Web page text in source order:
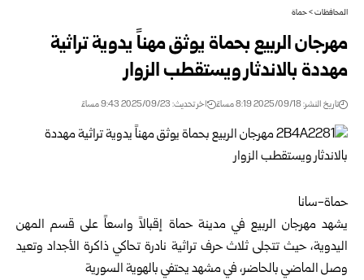
المحافظات>حماة
مهرجان الربيع بحماة يوثق مهناً يدوية تراثية
مهددة بالاندثار ويستقطب الزوار
تاريخ النشر: 2025/09/18 8:19 مساءً اخر تحديث: 2025/09/23 9:43 مساءً
حماة-سانا
يشهد مهرجان الربيع في مدينةحماة إقبالاً واسعاً على قسم المهن
اليدوية، حيث تتجلى ثلاث حرف تراثية نادرة تحاكي ذاكرة الأجداد وتعيد
وصل الماضي بالحاضر، في مشهد يحتفي بالهوية السورية